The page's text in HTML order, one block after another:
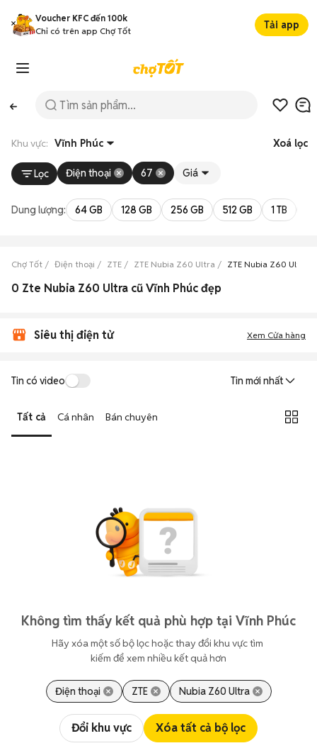
Voucher KFC đến 100k
Chỉ có trên app Chợ Tốt
Tải app
Khu vực: Vĩnh Phúc Xoá lọc
Lọc Điện thoại 67 Giá
Dung lượng: 64 GB 128 GB 256 GB 512 GB 1 TB
Chợ Tốt Điện thoại ZTE ZTE Nubia Z60 Ultra ZTE Nubia Z60 Ultra
0 Zte Nubia Z60 Ultra cũ Vĩnh Phúc đẹp
Siêu thị điện tử Xem Cửa hàng
Tin có video Tin mới nhất
Tất cả Cá nhân Bán chuyên
Không tìm thấy kết quả phù hợp tại Vĩnh Phúc
Hãy xóa một số bộ lọc hoặc thay đổi khu vực tìm
kiếm để xem nhiều kết quả hơn
Điện thoại ZTE Nubia Z60 Ultra
Đổi khu vực Xóa tất cả bộ lọc